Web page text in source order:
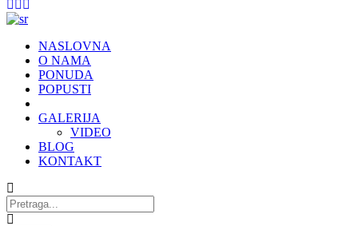
NASLOVNA
O NAMA
PONUDA
POPUSTI
GALERIJA
VIDEO
BLOG
KONTAKT